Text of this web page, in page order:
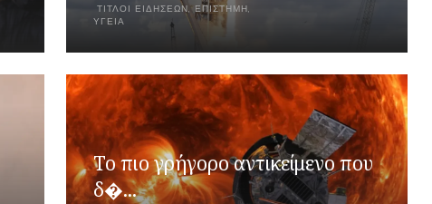
ΤΊΤΛΟΙ ΕΙΔΉΣΕΩΝ, ΕΠΙΣΤΉΜΗ,
ΥΓΕΊΑ
Το πιο γρήγορο αντικείμενο που
δ�...